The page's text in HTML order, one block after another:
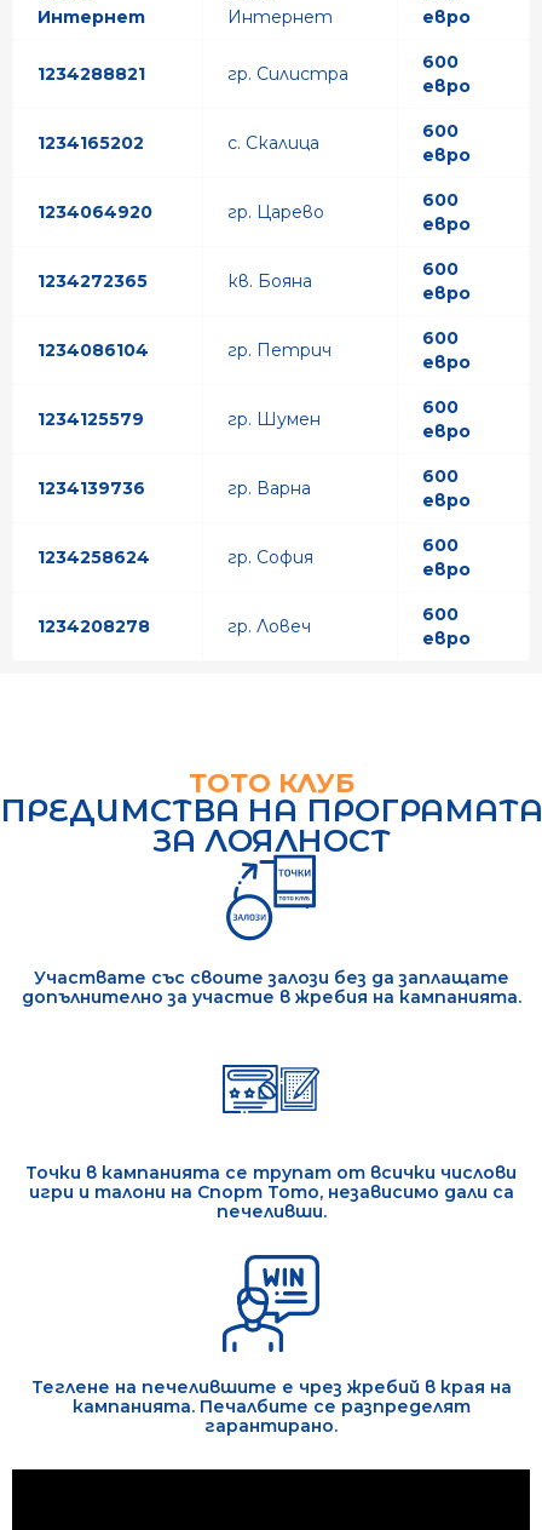
Интернет
Интернет
евро
1234288821 гр. Силистра
600
евро
1234165202 с. Скалица
600
евро
1234064920 гр. Царево
600
евро
1234272365 кв. Бояна
600
евро
1234086104 гр. Петрич
600
евро
1234125579 гр. Шумен
600
евро
1234139736 гр. Варна
600
евро
1234258624 гр. София
600
евро
1234208278 гр. Ловеч
600
евро
ТОТО КЛУБ
ПРЕДИМСТВА НА ПРОГРАМАТА
ЗА ЛОЯЛНОСТ
Участвате със своите залози без да заплащате
допълнително за участие в жребия на кампанията.
Точки в кампанията се трупат от всички числови
игри и талони на Спорт Тото, независимо дали са
печеливши.
Теглене на печелившите е чрез жребий в края на
кампанията. Печалбите се разпределят
гарантирано.